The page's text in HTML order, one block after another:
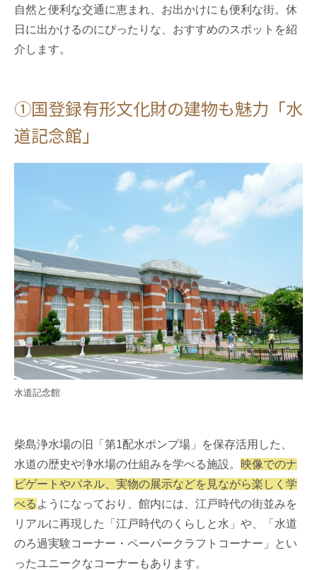
自然と便利な交通に恵まれ、お出かけにも便利な街。休
日に出かけるのにぴったりな、おすすめのスポットを紹
介します。
①国登録有形文化財の建物も魅力「水
道記念館」
水道記念館
柴島浄水場の旧「第1配水ポンプ場」を保存活用した、
水道の歴史や浄水場の仕組みを学べる施設。 映像でのナ
ビゲートやパネル、実物の展示などを見ながら楽しく学
べる ようになっており、館内には、江戸時代の街並みを
リアルに再現した「江戸時代のくらしと水」や、「水道
のろ過実験コーナー・ペーパークラフトコーナー」とい
ったユニークなコーナーもあります。